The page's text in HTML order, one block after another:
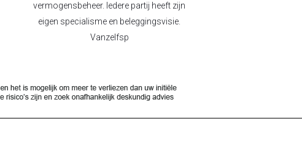
vermogensbeheer. Iedere partij heeft zijn
eigen specialisme en beleggingsvisie.
Vanzelfsp